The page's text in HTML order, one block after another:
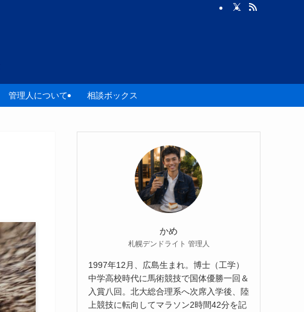
管理人について 相談ボックス
かめ
札幌デンドライト 管理人
1997年12月、広島生まれ。博士（工学）
中学高校時代に馬術競技で国体優勝一回＆
入賞八回。北大総合理系へ次席入学後、陸
上競技に転向してマラソン2時間42分を記